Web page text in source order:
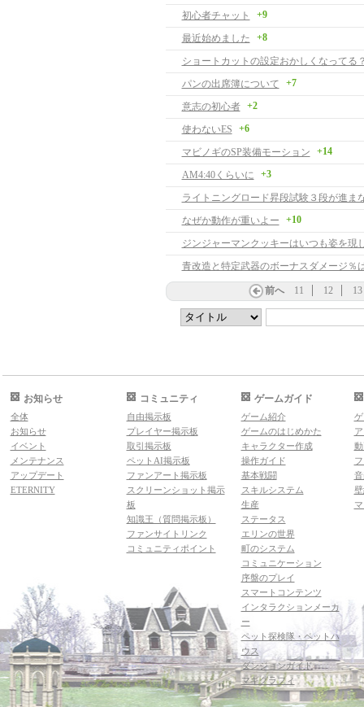
初心者チャット +9
最近始めました +8
ショートカットの設定おかしくなってる
パンの出席簿について
+7
意志の初心者 +2
使わないES +6
マビノギのSP装備モーション +14
AM4:40くらいに +3
ライトニングロード昇段試験３段が進ま
なぜか動作が重いよー
+10
青改造と特定武器のボーナスダメージ％
前へ 11 12 13
お知らせ
全体
お知らせ
イベント
メンテナンス
アップデート
ETERNITY
コミュニティ
自由掲示板
プレイヤー掲示板
取引掲示板
ペットAI掲示板
ファンアート掲示板
スクリーンショット掲示
板
知識王（質問掲示板）
ファンサイトリンク
コミュニティポイント
ゲームガイド
ゲーム紹介
ゲームのはじめかた
キャラクター作成
操作ガイド
基本戦闘
スキルシステム
生産
ステータス
エリンの世界
町のシステム
コミュニケーション
序盤のプレイ
スマートコンテンツ
インタラクションメーカ
ー
ペット探検隊・ペットハ
ウス
ダンジョンガイド
マギグラフィ